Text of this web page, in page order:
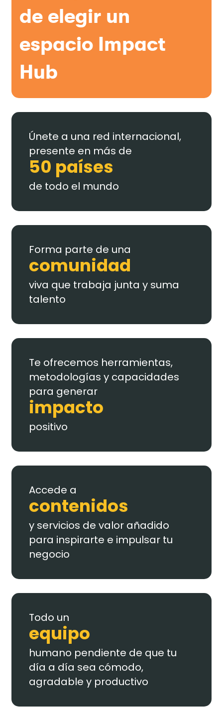
de elegir un
espacio Impact
Hub
Únete a una red internacional,
presente en más de
50 países
de todo el mundo
Forma parte de una
comunidad
viva que trabaja junta y suma
talento
Te ofrecemos herramientas,
metodologías y capacidades
para generar
impacto
positivo
Accede a
contenidos
y servicios de valor añadido
para inspirarte e impulsar tu
negocio
Todo un
equipo
humano pendiente de que tu
día a día sea cómodo,
agradable y productivo